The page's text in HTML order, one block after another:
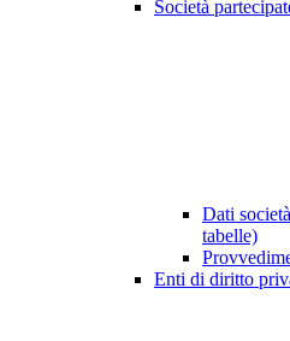
Società
Dati
tabelle)
Enti di diritto